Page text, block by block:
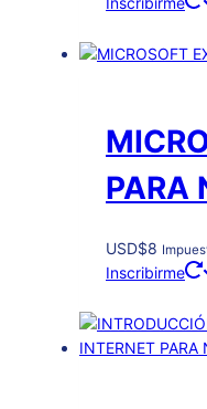
PARA
USD$8
Inscribirme